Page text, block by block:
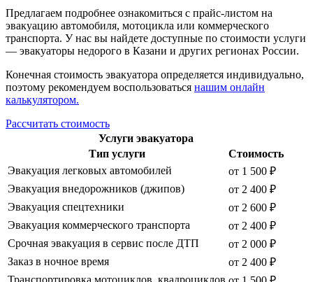
Предлагаем подробнее ознакомиться с прайс-листом на
эвакуацию автомобиля, мотоцикла или коммерческого
транспорта. У нас вы найдете доступные по стоимости услуги
— эвакуаторы недорого в Казани и других регионах России.
Конечная стоимость эвакуатора определяется индивидуально,
поэтому рекомендуем воспользоваться нашим онлайн
калькулятором.
Рассчитать стоимость
Услуги эвакуатора
Тип услуги
Стоимость
Эвакуация легковых автомобилей
от 1 500 ₽
Эвакуация внедорожников (джипов)
от 2 400 ₽
Эвакуация спецтехники
от 2 600 ₽
Эвакуация коммерческого транспорта
от 2 400 ₽
Срочная эвакуация в сервис после ДТП
от 2 000 ₽
Заказ в ночное время
от 2 400 ₽
Транспортировка мотоциклов, квадроциклов